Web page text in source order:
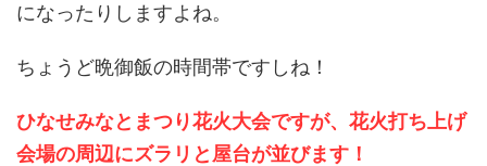
になったりしますよね。
ちょうど晩御飯の時間帯ですしね！
ひなせみなとまつり花火大会ですが、花火打ち上げ
会場の周辺にズラリと屋台が並びます！